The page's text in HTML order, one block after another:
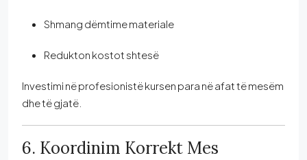
Shmang dëmtime materiale
Redukton kostot shtesë
Investimi në profesionistë kursen para në afat të mesëm
dhe të gjatë.
6. Koordinim Korrekt Mes